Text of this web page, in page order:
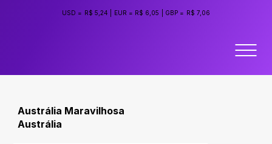
USD = R$ 5,24 EUR = R$ 6,05 GBP = R$ 7,06
Austrália Maravilhosa
Austrália